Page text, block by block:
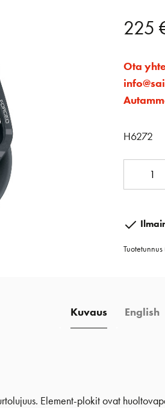
225
Ota
H6272
määrä
Tuotetunnus
Kuvaus English
Element-plokit ovat